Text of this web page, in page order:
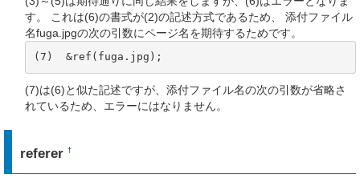
す。 これは(6)の書式が(2)の記述方式であるため、 添付ファイル
名fuga.jpgの次の引数にページ名を期待するためです。
(7)  &ref(fuga.jpg);
(7)は(6)と似た記述ですが、添付ファイル名の次の引数が省略さ
れているため、エラーにはなりません。
referer†